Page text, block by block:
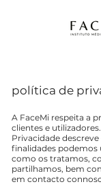
política de
A FaceMi respeita a
clientes e
Privacidade
finalidades podemos
como os tratamos,
partilhamos, bem
em contacto